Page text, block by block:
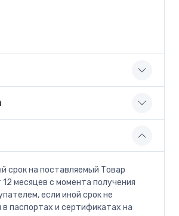
срок на поставляемый Товар
месяцев с момента получения
если иной срок не
в паспортах и сертификатах на